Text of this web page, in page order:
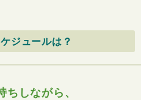
ジュールは？
ちしながら、